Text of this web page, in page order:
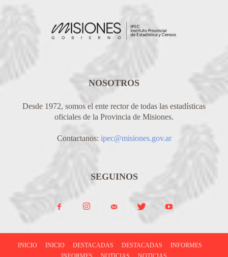
NOSOTROS
Desde 1972, somos el ente rector de todas las estadísticas
oficiales de la Provincia de Misiones.
Contactanos: ipec@misiones.gov.ar
SEGUINOS
INICIO INICIO DESTACADAS DESTACADAS
INFORMES